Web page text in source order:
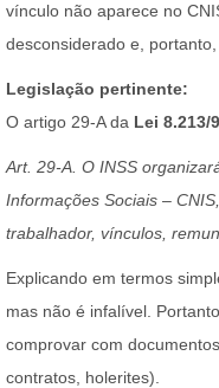
vínculo não aparece no
desconsiderado e,
Legislação pertinente:
O artigo 29-A da Lei 8.213/
Art. 29-A. O INSS
Informações Sociais –
trabalhador, vínculos,
Explicando em termos
mas não é infalível.
comprovar com
contratos, holerites).